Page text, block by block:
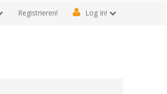
Registrieren! Log In!